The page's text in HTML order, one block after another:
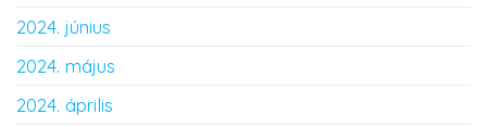
2024. június
2024. május
2024. április